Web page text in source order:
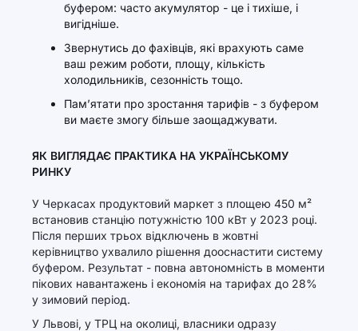
буфером: часто акумулятор - це і тихіше, і
вигідніше.
Звернутись до фахівців, які врахують саме
ваш режим роботи, площу, кількість
холодильників, сезонність тощо.
Пам’ятати про зростання тарифів - з буфером
ви маєте змогу більше заощаджувати.
ЯК ВИГЛЯДАЄ ПРАКТИКА НА УКРАЇНСЬКОМУ
РИНКУ
У Черкасах продуктовий маркет з площею 450 м²
встановив станцію потужністю 100 кВт у 2023 році.
Після перших трьох відключень в жовтні
керівництво ухвалило рішення дооснастити систему
буфером. Результат - повна автономність в моменти
пікових навантажень і економія на тарифах до 28%
у зимовий період.
У Львові, у ТРЦ на околиці, власники одразу